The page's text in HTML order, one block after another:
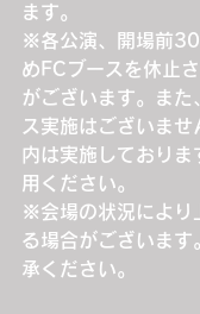
ます。
※各公演、開場前30
めFCブースを休止
がございます。ま
ス実施はございませ
内は実施しておりま
用ください。
※会場の状況により
る場合がございます
承ください。